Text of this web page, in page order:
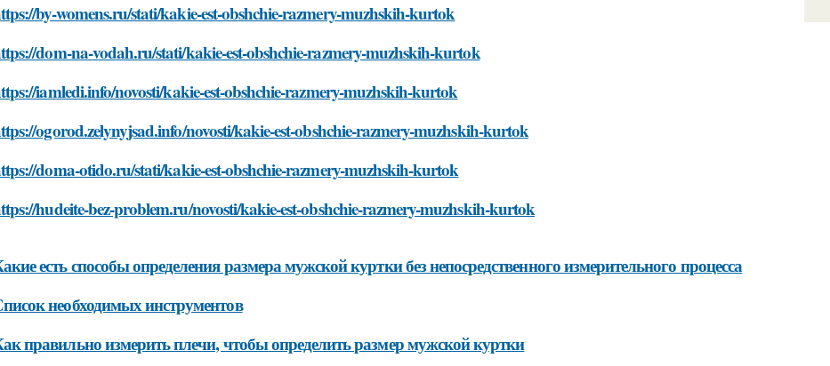
by-womens.ru/stati/kakie-est-obshchie-razmery-muzhskih-kurtok
dom-na-vodah.ru/stati/kakie-est-obshchie-razmery-muzhskih-kurtok
iamledi.info/novosti/kakie-est-obshchie-razmery-muzhskih-kurtok
ogorod.zelynyjsad.info/novosti/kakie-est-obshchie-razmery-muzhskih-kurtok
doma-otido.ru/stati/kakie-est-obshchie-razmery-muzhskih-kurtok
hudeite-bez-problem.ru/novosti/kakie-est-obshchie-razmery-muzhskih-kurtok
есть способы определения размера мужской куртки без непосредственного измерительного процесса
необходимых инструментов
правильно измерить плечи, чтобы определить размер мужской куртки